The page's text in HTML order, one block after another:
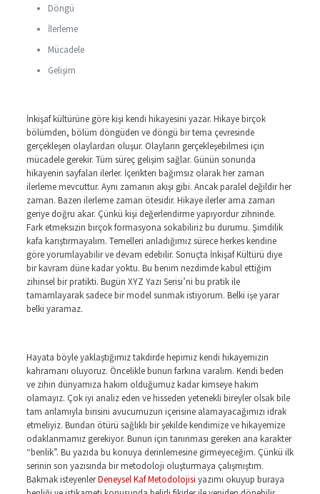
Döngü
İlerleme
Mücadele
Gelişim
İnkişaf kültürüne göre kişi kendi hikayesini yazar. Hikaye birçok
bölümden, bölüm döngüden ve döngü bir tema çevresinde
gerçekleşen olaylardan oluşur. Olayların gerçekleşebilmesi için
mücadele gerekir. Tüm süreç gelişim sağlar. Günün sonunda
hikayenin sayfaları ilerler. İçerikten bağımsız olarak her zaman
ilerleme mevcuttur. Aynı zamanın akışı gibi. Ancak paralel değildir her
zaman. Bazen ilerleme zaman ötesidir. Hikaye ilerler ama zaman
geriye doğru akar. Çünkü kişi değerlendirme yapıyordur zihninde.
Fark etmeksizin birçok formasyona sokabiliriz bu durumu. Şimdilik
kafa karıştırmayalım. Temelleri anladığımız sürece herkes kendine
göre yorumlayabilir ve devam edebilir. Sonuçta İnkişaf Kültürü diye
bir kavram düne kadar yoktu. Bu benim nezdimde kabul ettiğim
zihinsel bir pratikti. Bugün XYZ Yazı Serisi’ni bu pratik ile
tamamlayarak sadece bir model sunmak istiyorum. Belki işe yarar
belki yaramaz.
Hayata böyle yaklaştığımız takdirde hepimiz kendi hikayemizin
kahramanı oluyoruz. Öncelikle bunun farkına varalım. Kendi beden
ve zihin dünyamıza hakim olduğumuz kadar kimseye hakim
olamayız. Çok iyi analiz eden ve hisseden yetenekli bireyler olsak bile
tam anlamıyla birisini avucumuzun içerisine alamayacağımızı idrak
etmeliyiz. Bundan ötürü sağlıklı bir şekilde kendimize ve hikayemize
odaklanmamız gerekiyor. Bunun için tanınması gereken ana karakter
“benlik”. Bu yazıda bu konuya derinlemesine girmeyeceğim. Çünkü ilk
serinin son yazısında bir metodoloji oluşturmaya çalışmıştım.
Bakmak isteyenlerDeneysel Kaf Metodolojisi yazımı okuyup buraya